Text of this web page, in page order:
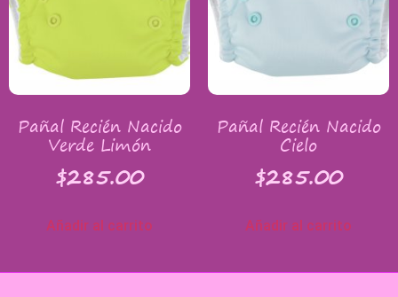
Pañal Recién Nacido
Verde Limón
$285.00
Añadir al carrito
Pañal Recién Nacido
Cielo
$285.00
Añadir al carrito